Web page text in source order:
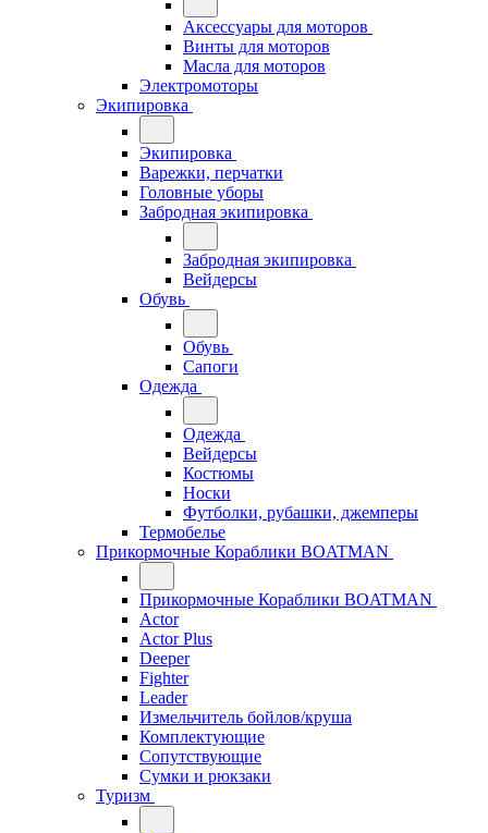
Аксессуары для моторов
Винты для моторов
Масла для моторов
Электромоторы
Экипировка
Экипировка
Варежки, перчатки
Головные уборы
Забродная экипировка
Забродная экипировка
Вейдерсы
Обувь
Обувь
Сапоги
Одежда
Одежда
Вейдерсы
Костюмы
Носки
Футболки, рубашки, джемперы
Термобелье
Прикормочные Кораблики BOATMAN
Прикормочные Кораблики BOATMAN
Actor
Actor Plus
Deeper
Fighter
Leader
Измельчитель бойлов/круша
Комплектующие
Сопутствующие
Сумки и рюкзаки
Туризм